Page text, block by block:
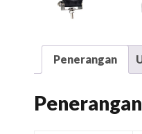
Penerangan
Penerangan